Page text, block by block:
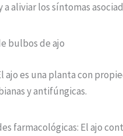
a aliviar los síntomas
bulbos de ajo
ajo es una planta con
y antifúngicas.
farmacológicas: El ajo